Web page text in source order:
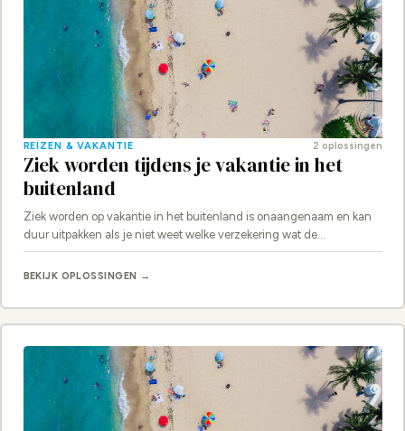
REIZEN & VAKANTIE 2 oplossingen
Ziek worden tijdens je vakantie in het
buitenland
Ziek worden op vakantie in het buitenland is onaangenaam en kan
duur uitpakken als je niet weet welke verzekering wat de…
BEKIJK OPLOSSINGEN →